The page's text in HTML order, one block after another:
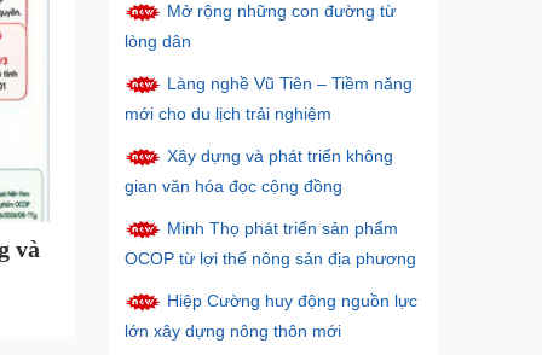
và Thành lập Ban Chỉ đạo thực hiện các
Mở rộng những con đường từ
lòng dân
Làng nghề Vũ Tiên – Tiềm năng
mới cho du lịch trải nghiệm
Xây dựng và phát triển không
gian văn hóa đọc cộng đồng
Minh Thọ phát triển sản phẩm
OCOP từ lợi thế nông sản địa phương
Hiệp Cường huy động nguồn lực
lớn xây dựng nông thôn mới